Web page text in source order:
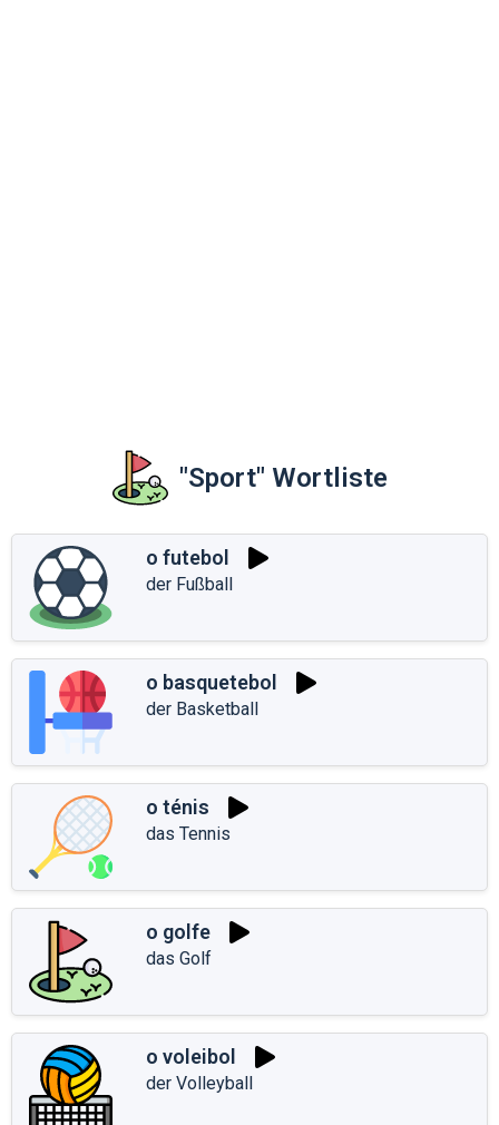
"Sport" Wortliste
o futebol
der Fußball
o basquetebol
der Basketball
o ténis
das Tennis
o golfe
das Golf
o voleibol
der Volleyball